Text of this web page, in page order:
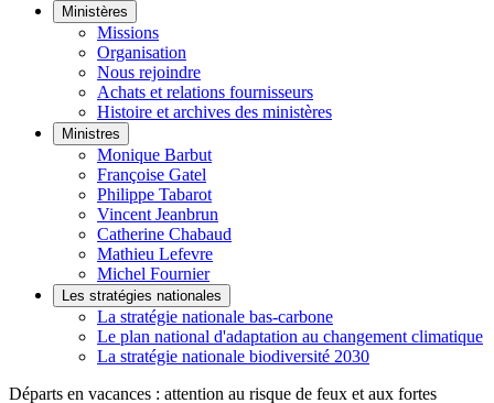
Ministères
Missions
Organisation
Nous rejoindre
Achats et relations fournisseurs
Histoire et archives des ministères
Ministres
Monique Barbut
Françoise Gatel
Philippe Tabarot
Vincent Jeanbrun
Catherine Chabaud
Mathieu Lefevre
Michel Fournier
Les stratégies nationales
La stratégie nationale bas-carbone
Le plan national d'adaptation au changement climatique
La stratégie nationale biodiversité 2030
Départs en vacances : attention au risque de feux et aux fortes